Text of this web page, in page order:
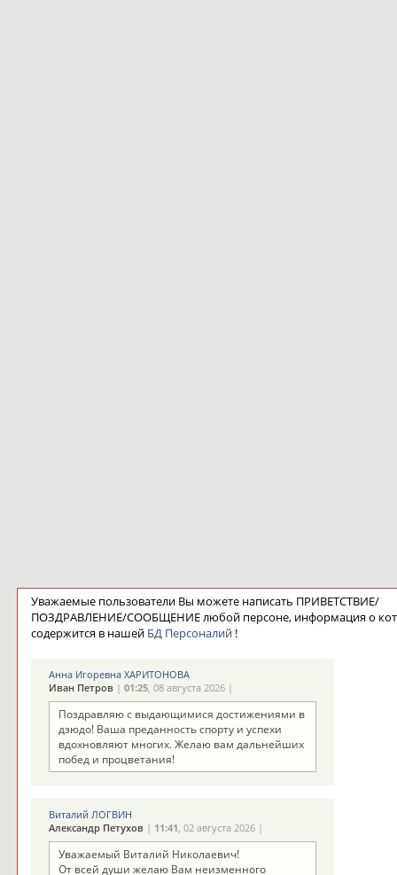
Уважаемые пользователи Вы можете написать ПРИВЕТСТВИЕ/
ПОЗДРАВЛЕНИЕ/СООБЩЕНИЕ любой персоне, информация о
содержится в нашей БД Персоналий!
Анна Игоревна ХАРИТОНОВА
Иван Петров| 01:25, 08 августа 2026 |
Поздравляю с выдающимися достижениями в
дзюдо! Ваша преданность спорту и успехи
вдохновляют многих. Желаю вам дальнейших
побед и процветания!
Виталий ЛОГВИН
Александр Петухов| 11:41, 02 августа 2026 |
Уважаемый Виталий Николаевич!
От всей души желаю Вам неизменного